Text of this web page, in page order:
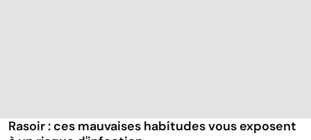
Rasoir : ces mauvaises habitudes vous exposent